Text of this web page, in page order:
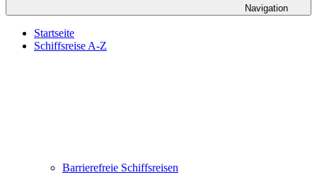
Navigation
Startseite
Schiffsreise A-Z
Barrierefreie Schiffsreisen